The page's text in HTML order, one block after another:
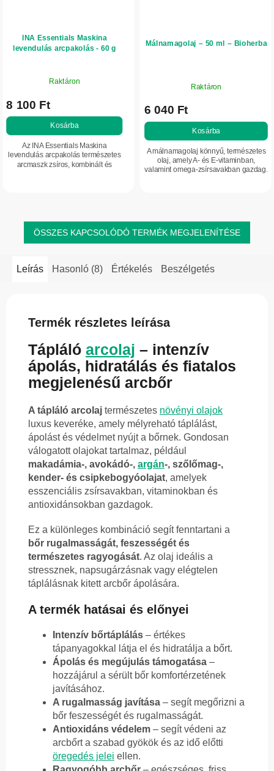
INA Essentials Maskina
levendulás arcpakolás - 60 g
Raktáron
8 100 Ft
Kosárba
Az INA Essentials Maskina
levendulás arcpakolás természetes
arcmaszk zsíros, kombinált és
Málnamagolaj – 50 ml – Bioherba
Raktáron
6 040 Ft
Kosárba
A málnamagolaj könnyű, természetes
olaj, amely A- és E-vitaminban,
valamint omega-zsírsavakban gazdag.
ÖSSZES KAPCSOLÓDÓ TERMÉK MEGJELENÍTÉSE
Leírás Hasonló (8) Értékelés Beszélgetés
Termék részletes leírása
Tápláló arcolaj – intenzív
ápolás, hidratálás és fiatalos
megjelenésű arcbőr
A tápláló arcolaj természetes növényi olajok
luxus keveréke, amely mélyreható táplálást,
ápolást és védelmet nyújt a bőrnek. Gondosan
válogatott olajokat tartalmaz, például
makadámia-, avokádó-, argán-, szőlőmag-,
kender- és csipkebogyóolajat, amelyek
esszenciális zsírsavakban, vitaminokban és
antioxidánsokban gazdagok.
Ez a különleges kombináció segít fenntartani a
bőr rugalmasságát, feszességét és
természetes ragyogását. Az olaj ideális a
stressznek, napsugárzásnak vagy elégtelen
táplálásnak kitett arcbőr ápolására.
A termék hatásai és előnyei
Intenzív bőrtáplálás – értékes
tápanyagokkal látja el és hidratálja a bőrt.
Ápolás és megújulás támogatása –
hozzájárul a sérült bőr komfortérzetének
javításához.
A rugalmasság javítása – segít megőrizni a
bőr feszességét és rugalmasságát.
Antioxidáns védelem – segít védeni az
arcbőrt a szabad gyökök és az idő előtti
öregedés jelei ellen.